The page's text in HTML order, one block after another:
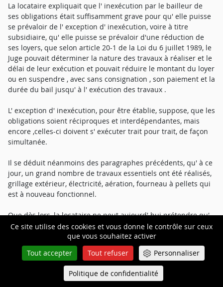
Ce site utilise des cookies et vous donne le contrôle sur ceux
que vous souhaitez activer
Tout accepter
Tout refuser Personnaliser
Politique de confidentialité
La locataire expliquait que l' inexécution par le bailleur de
ses obligations était suffisamment grave pour qu' elle puisse
se prévaloir de l' exception d' inexécution, voire à titre
subsidiaire, qu' elle puisse se prévaloir d'une réduction de
ses loyers, que selon article 20-1 de la Loi du 6 juillet 1989, le
Juge pouvait déterminer la nature des travaux à réaliser et le
délai de leur exécution et pouvait réduire le montant du loyer
ou en suspendre , avec sans consignation , son paiement et la
durée du bail jusqu' à l' exécution des travaux .
L' exception d' inexécution, pour être établie, suppose, que les
obligations soient réciproques et interdépendantes, mais
encore ,celles-ci doivent s' exécuter trait pour trait, de façon
simultanée.
Il se déduit néanmoins des paragraphes précédents, qu' à ce
jour, un grand nombre de travaux essentiels ont été réalisés,
grillage extérieur, électricité, aération, fourneau à pellets qui
est à nouveau fonctionnel.
Que dès lors, la locataire ne peut aujourd' hui prétendre qu'
elle continuera à ne pas honorer ses loyers tant que le
bailleur ne remplira pas ses obligations de mise en
conformité : en conséquence de quoi, sa demande sera
rejetée.
En revanche, la réfaction du loyer à hauteur de 400 € de son
Queue-Fair